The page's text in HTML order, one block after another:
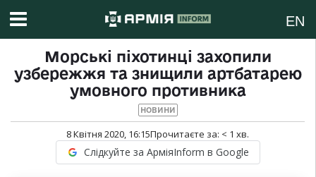
EN
Морські піхотинці захопили
узбережжя та знищили артбатарею
умовного противника
НОВИНИ
8 Квітня 2020, 16:15Прочитаєте за: < 1 хв.
Слідкуйте за АрміяInform в Google